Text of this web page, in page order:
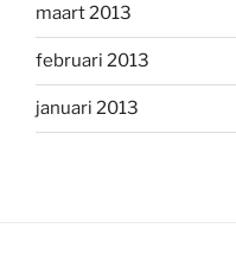
maart 2013
februari 2013
januari 2013